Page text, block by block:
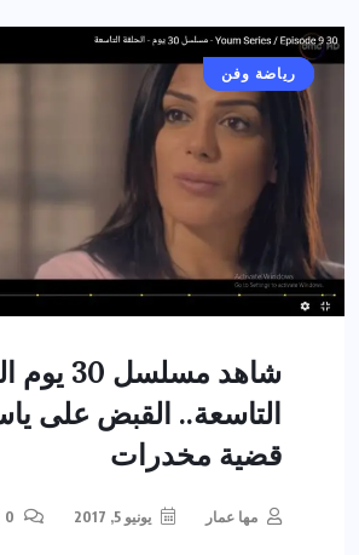
أخبار عامة
رياضة وفن
شاهد مسلسل
التاسعة.. القبض على
قضية مخدرات
مها عمار يونيو 5, 2017